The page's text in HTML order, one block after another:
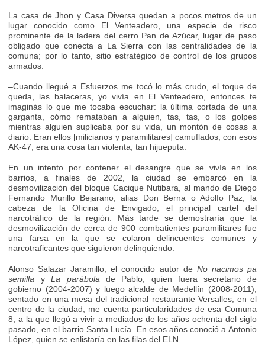
La casa de Jhon y Casa Diversa quedan a pocos metros de un
lugar conocido como El Venteadero, una especie de risco
prominente de la ladera del cerro Pan de Azúcar, lugar de paso
obligado que conecta a La Sierra con las centralidades de la
comuna; por lo tanto, sitio estratégico de control de los grupos
armados.
–Cuando llegué a Esfuerzos me tocó lo más crudo, el toque de
queda, las balaceras, yo vivía en El Venteadero, entonces te
imaginás lo que me tocaba escuchar: la última cortada de una
garganta, cómo remataban a alguien, tas, tas, o los golpes
mientras alguien suplicaba por su vida, un montón de cosas a
diario. Eran ellos [milicianos y paramilitares] camuflados, con esos
AK-47, era una cosa tan violenta, tan hijueputa.
En un intento por contener el desangre que se vivía en los
barrios, a finales de 2002, la ciudad se embarcó en la
desmovilización del bloque Cacique Nutibara, al mando de Diego
Fernando Murillo Bejarano, alias Don Berna o Adolfo Paz, la
cabeza de la Oficina de Envigado, el principal cartel del
narcotráfico de la región. Más tarde se demostraría que la
desmovilización de cerca de 900 combatientes paramilitares fue
una farsa en la que se colaron delincuentes comunes y
narcotraficantes que siguieron delinquiendo.
Alonso Salazar Jaramillo, el conocido autor de No nacimos pa
semilla yLa parábola de Pablo, quien fuera secretario de
gobierno (2004-2007) y luego alcalde de Medellín (2008-2011),
sentado en una mesa del tradicional restaurante Versalles, en el
centro de la ciudad, me cuenta particularidades de esa Comuna
8, a la que llegó a vivir a mediados de los años ochenta del siglo
pasado, en el barrio Santa Lucía. En esos años conoció a Antonio
López, quien se enlistaría en las filas del ELN.